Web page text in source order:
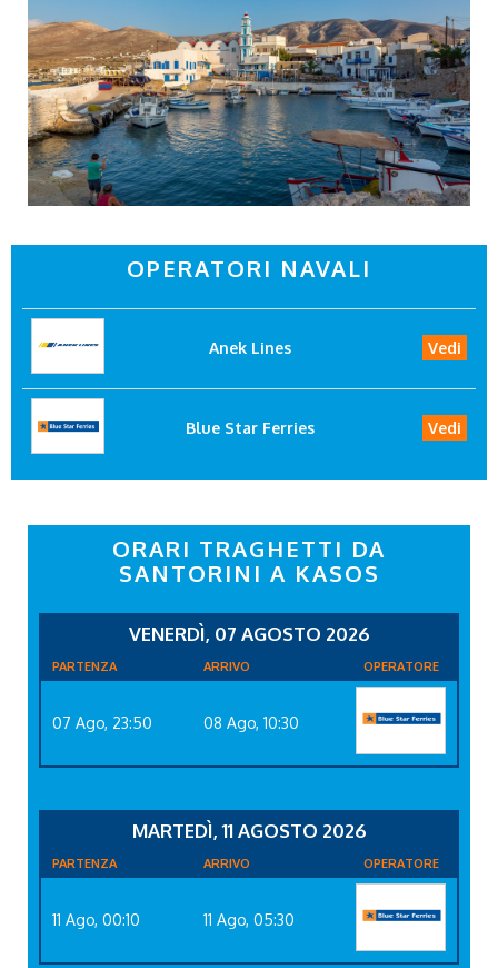
OPERATORI NAVALI
Anek Lines Vedi
Blue Star Ferries Vedi
ORARI TRAGHETTI DA
SANTORINI A KASOS
VENERDÌ, 07 AGOSTO 2026
PARTENZA ARRIVO OPERATORE
07 Ago, 23:50 08 Ago, 10:30
MARTEDÌ, 11 AGOSTO 2026
PARTENZA ARRIVO OPERATORE
11 Ago, 00:10 11 Ago, 05:30